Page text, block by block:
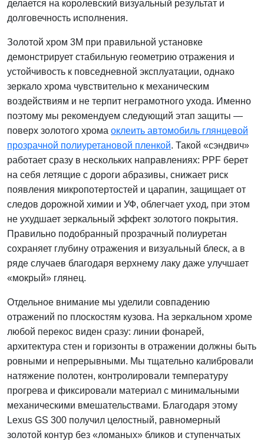
делается на королевский визуальный результат и
долговечность исполнения.
Золотой хром 3M при правильной установке
демонстрирует стабильную геометрию отражения и
устойчивость к повседневной эксплуатации, однако
зеркало хрома чувствительно к механическим
воздействиям и не терпит неграмотного ухода. Именно
поэтому мы рекомендуем следующий этап защиты —
поверх золотого хрома оклеить автомобиль глянцевой
прозрачной полиуретановой пленкой. Такой «сэндвич»
работает сразу в нескольких направлениях: PPF берет
на себя летящие с дороги абразивы, снижает риск
появления микропотертостей и царапин, защищает от
следов дорожной химии и УФ, облегчает уход, при этом
не ухудшает зеркальный эффект золотого покрытия.
Правильно подобранный прозрачный полиуретан
сохраняет глубину отражения и визуальный блеск, а в
ряде случаев благодаря верхнему лаку даже улучшает
«мокрый» глянец.
Отдельное внимание мы уделили совпадению
отражений по плоскостям кузова. На зеркальном хроме
любой перекос виден сразу: линии фонарей,
архитектура стен и горизонты в отражении должны быть
ровными и непрерывными. Мы тщательно калибровали
натяжение полотен, контролировали температуру
прогрева и фиксировали материал с минимальными
механическими вмешательствами. Благодаря этому
Lexus GS 300 получил целостный, равномерный
золотой контур без «ломаных» бликов и ступенчатых